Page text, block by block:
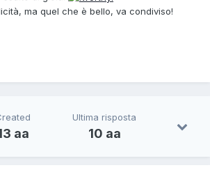
ma quel che è bello, va condiviso!
aa
Ultima risposta
10 aa